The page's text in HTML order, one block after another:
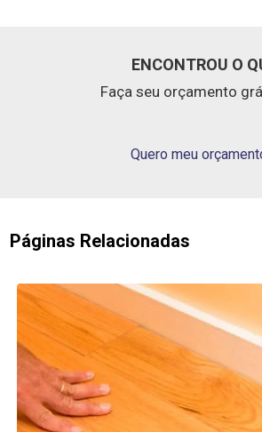
ENCONTROU O
Faça seu orçamento
Quero meu
Páginas Relacionadas